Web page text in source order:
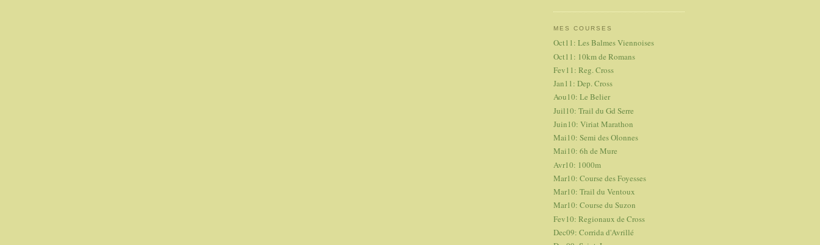
MES COURSES
Oct11: Les Balmes Viennoises
Oct11: 10km de Romans
Fev11: Reg. Cross
Jan11: Dep. Cross
Aou10: Le Belier
Juil10: Trail du Gd Serre
Juin10: Viriat Marathon
Mai10: Semi des Olonnes
Mai10: 6h de Mure
Avr10: 1000m
Mar10: Course des Foyesses
Mar10: Trail du Ventoux
Mar10: Course du Suzon
Fev10: Regionaux de Cross
Dec09: Corrida d'Avrillé